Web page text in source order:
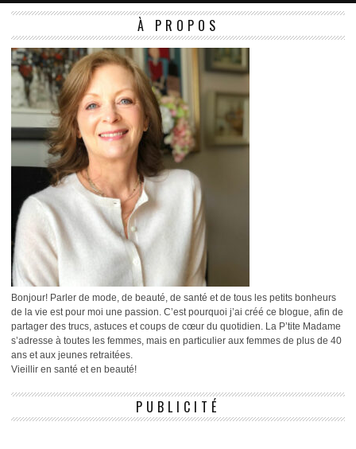
À PROPOS
Bonjour! Parler de mode, de beauté, de santé et de tous les petits bonheurs
de la vie est pour moi une passion. C’est pourquoi j’ai créé ce blogue, afin de
partager des trucs, astuces et coups de cœur du quotidien. La P’tite Madame
s’adresse à toutes les femmes, mais en particulier aux femmes de plus de 40
ans et aux jeunes retraitées.
Vieillir en santé et en beauté!
PUBLICITÉ